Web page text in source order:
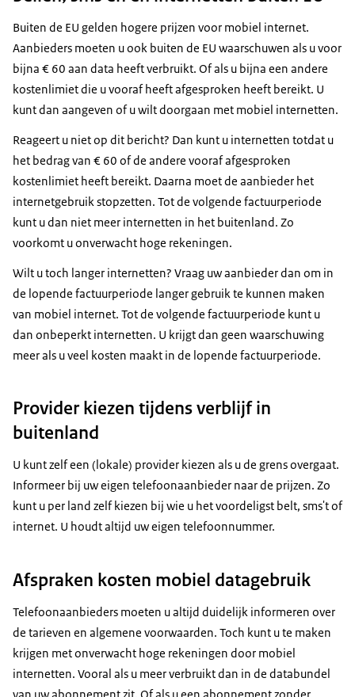
Buiten de EU gelden hogere prijzen voor mobiel internet.
Aanbieders moeten u ook buiten de EU waarschuwen als u voor
bijna € 60 aan data heeft verbruikt. Of als u bijna een andere
kostenlimiet die u vooraf heeft afgesproken heeft bereikt. U
kunt dan aangeven of u wilt doorgaan met mobiel internetten.
Reageert u niet op dit bericht? Dan kunt u internetten totdat u
het bedrag van € 60 of de andere vooraf afgesproken
kostenlimiet heeft bereikt. Daarna moet de aanbieder het
internetgebruik stopzetten. Tot de volgende factuurperiode
kunt u dan niet meer internetten in het buitenland. Zo
voorkomt u onverwacht hoge rekeningen.
Wilt u toch langer internetten? Vraag uw aanbieder dan om in
de lopende factuurperiode langer gebruik te kunnen maken
van mobiel internet. Tot de volgende factuurperiode kunt u
dan onbeperkt internetten. U krijgt dan geen waarschuwing
meer als u veel kosten maakt in de lopende factuurperiode.
Provider kiezen tijdens verblijf in
buitenland
U kunt zelf een (lokale) provider kiezen als u de grens overgaat.
Informeer bij uw eigen telefoonaanbieder naar de prijzen. Zo
kunt u per land zelf kiezen bij wie u het voordeligst belt, sms't of
internet. U houdt altijd uw eigen telefoonnummer.
Afspraken kosten mobiel datagebruik
Telefoonaanbieders moeten u altijd duidelijk informeren over
de tarieven en algemene voorwaarden. Toch kunt u te maken
krijgen met onverwacht hoge rekeningen door mobiel
internetten. Vooral als u meer verbruikt dan in de databundel
van uw abonnement zit. Of als u een abonnement zonder